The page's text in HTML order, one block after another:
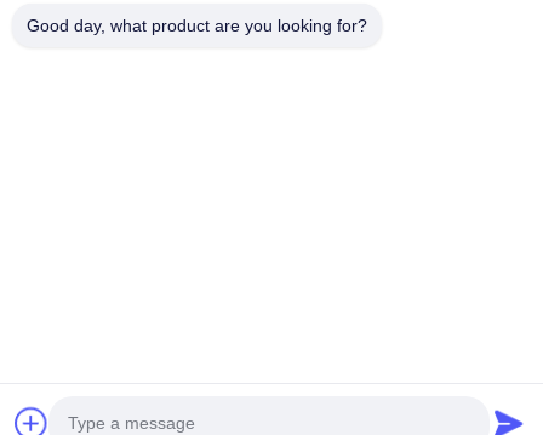
Huis
Producten
Good day, what product are you looking for?